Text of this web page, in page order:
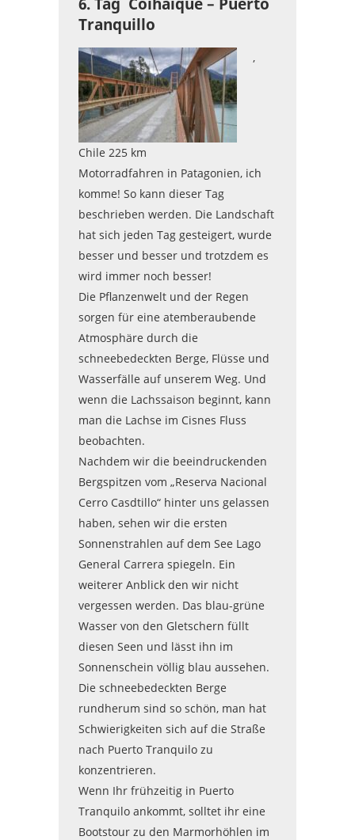
Tranquillo
,
Chile 225 km
Motorradfahren in Patagonien, ich
komme! So kann dieser Tag
beschrieben werden. Die Landschaft
hat sich jeden Tag gesteigert, wurde
besser und besser und trotzdem es
wird immer noch besser!
Die Pflanzenwelt und der Regen
sorgen für eine atemberaubende
Atmosphäre durch die
schneebedeckten Berge, Flüsse und
Wasserfälle auf unserem Weg. Und
wenn die Lachssaison beginnt, kann
man die Lachse im Cisnes Fluss
beobachten.
Nachdem wir die beeindruckenden
Bergspitzen vom „Reserva Nacional
Cerro Casdtillo“ hinter uns gelassen
haben, sehen wir die ersten
Sonnenstrahlen auf dem See Lago
General Carrera spiegeln. Ein
weiterer Anblick den wir nicht
vergessen werden. Das blau-grüne
Wasser von den Gletschern füllt
diesen Seen und lässt ihn im
Sonnenschein völlig blau aussehen.
Die schneebedeckten Berge
rundherum sind so schön, man hat
Schwierigkeiten sich auf die Straße
nach Puerto Tranquilo zu
konzentrieren.
Wenn Ihr frühzeitig in Puerto
Tranquilo ankommt, solltet ihr eine
Bootstour zu den Marmorhöhlen im